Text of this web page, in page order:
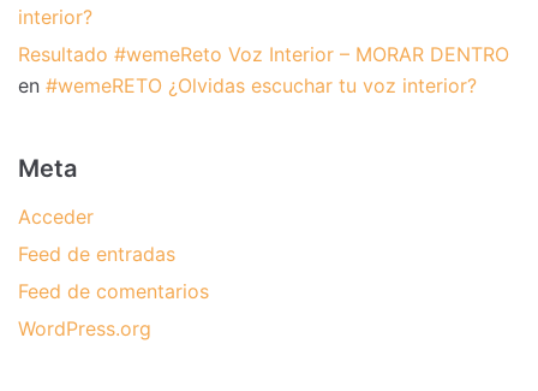
interior?
Resultado #wemeReto Voz Interior – MORAR DENTRO
en #wemeRETO ¿Olvidas escuchar tu voz interior?
Meta
Acceder
Feed de entradas
Feed de comentarios
WordPress.org